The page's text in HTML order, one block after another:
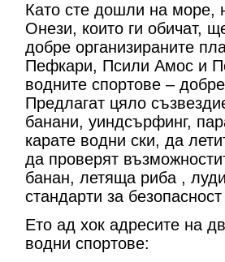
Като сте дошли на море,
Онези, които ги обичат,
добре организираните
Пефкари, Псили Амос и
водните спортове –
Предлагат цяло
банани, уиндсърфинг,
карате водни ски, да
да проверят
банан, летяща риба ,
стандарти за безопасност
Ето ад хок адресите на
водни спортове: